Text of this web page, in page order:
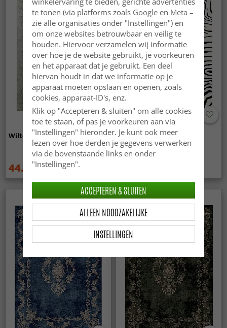
Wilton - Mateur (beige)
44.99 € 59.99 €
Wilton - Zebra (zwart/wit)
te tonen (via platforms zoals Googleen Meta –
zie alle organisaties onder "Instellingen") en
om onze websites betrouwbaar en veilig te
houden. Hiervoor verzamelen wij informatie
over hoe je de website gebruikt, je voorkeuren
en het apparaat dat je gebruikt. Een deel
hiervan houdt in dat we informatie op je
apparaat moeten opslaan en openen, zoals
cookies, apparaat-ID's, enz.
Klik op "Accepteren & sluiten" om alle cookies
toe te staan, of pas je voorkeuren aan via
"Instellingen" hieronder. Je kunt ook meer
lezen over hoe derden je gegevens verwerken
via de bovenstaande links en onder
"Instellingen".
INSTELLINGEN
ALLEEN NOODZAKELIJKE
ACCEPTEREN & SLUITEN